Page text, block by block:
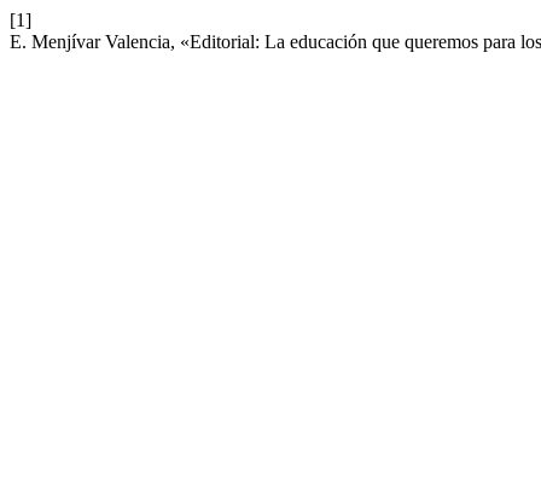
[1]
E. Menjívar Valencia, «Editorial: La educación que queremos para